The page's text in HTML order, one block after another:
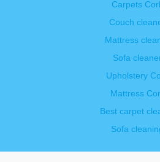
Carpets
Couch
Mattress
Sofa
Upholstery
Mattress
Best carpet
Sofa